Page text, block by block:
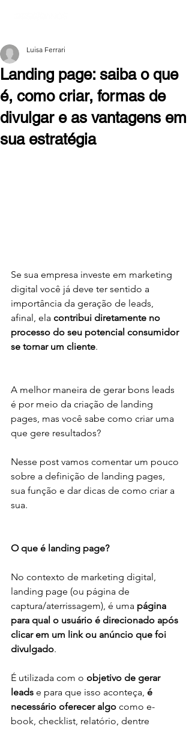
Landing page: saiba o que
é, como criar, formas de
divulgar e as vantagens em
sua estratégia
Luisa Ferrari
Se sua empresa investe em marketing
digital você já deve ter sentido a
importância da geração de leads,
afinal, ela contribui diretamente no
processo do seu potencial consumidor
se tornar um cliente.
A melhor maneira de gerar bons leads
é por meio da criação de landing
pages, mas você sabe como criar uma
que gere resultados?
Nesse post vamos comentar um pouco
sobre a definição de landing pages,
sua função e dar dicas de como criar a
sua.
O que é landing page?
No contexto de marketing digital,
landing page (ou página de
captura/aterrissagem), é uma página
para qual o usuário é direcionado após
clicar em um link ou anúncio que foi
divulgado.
É utilizada com o objetivo de gerar
leads e para que isso aconteça, é
necessário oferecer algo como e-
book, checklist, relatório, dentre